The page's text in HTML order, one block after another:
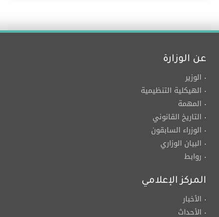
عن الوزارة
الوزير
الهيكلية التنظيمية
المهمة
التاريخ القانوني
الوزراء السابقون
البيان الوزاري
روابط
المركز الإعلامي
الأخبار
الأحداث